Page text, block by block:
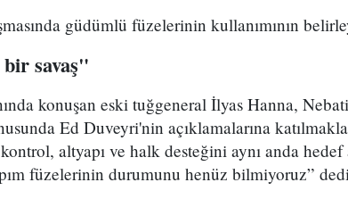
güdümlü füzelerinin kullanımının
savaş"
konuşan eski tuğgeneral İlyas Hanna,
Ed Duveyri'nin açıklamalarına
altyapı ve halk desteğini aynı anda hedef
füzelerinin durumunu henüz bilmiyoruz”